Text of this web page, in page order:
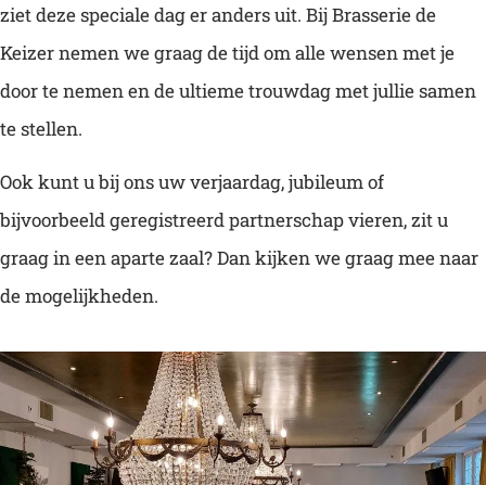
ziet deze speciale dag er anders uit. Bij Brasserie de
Keizer nemen we graag de tijd om alle wensen met je
door te nemen en de ultieme trouwdag met jullie samen
te stellen.
Ook kunt u bij ons uw verjaardag, jubileum of
bijvoorbeeld geregistreerd partnerschap vieren, zit u
graag in een aparte zaal? Dan kijken we graag mee naar
de mogelijkheden.